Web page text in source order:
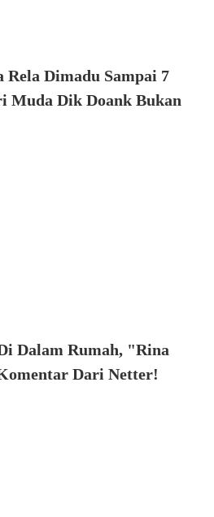
Dimadu Sampai 7
Muda Dik Doank Bukan
Dalam Rumah, "Rina
Dari Netter!